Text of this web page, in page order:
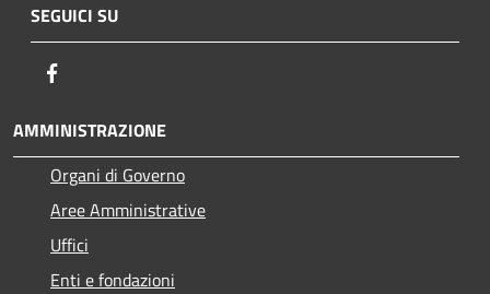
SEGUICI SU
AMMINISTRAZIONE
Organi di Governo
Aree Amministrative
Uffici
Enti e fondazioni